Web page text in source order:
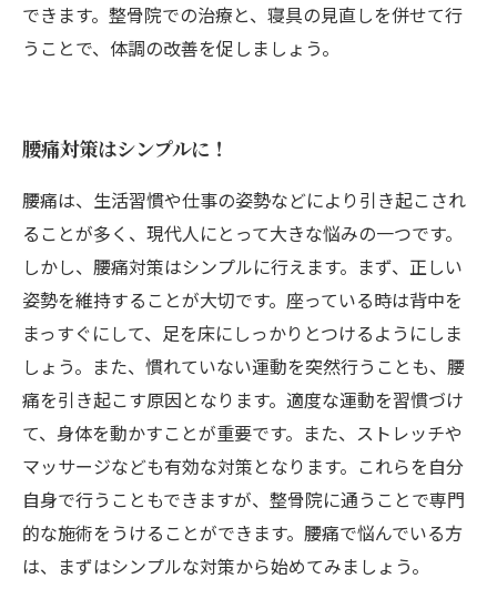
できます。整骨院での治療と、寝具の見直しを併せて行
うことで、体調の改善を促しましょう。
腰痛対策はシンプルに！
腰痛は、生活習慣や仕事の姿勢などにより引き起こされ
ることが多く、現代人にとって大きな悩みの一つです。
しかし、腰痛対策はシンプルに行えます。まず、正しい
姿勢を維持することが大切です。座っている時は背中を
まっすぐにして、足を床にしっかりとつけるようにしま
しょう。また、慣れていない運動を突然行うことも、腰
痛を引き起こす原因となります。適度な運動を習慣づけ
て、身体を動かすことが重要です。また、ストレッチや
マッサージなども有効な対策となります。これらを自分
自身で行うこともできますが、整骨院に通うことで専門
的な施術をうけることができます。腰痛で悩んでいる方
は、まずはシンプルな対策から始めてみましょう。